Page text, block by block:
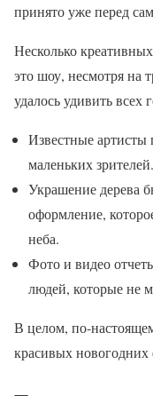
принято уже перед
Несколько
это шоу, несмотря на
удалось удивить всех
Известные артисты
маленьких зрителей.
Украшение дерева
оформление,
неба.
Фото и видео
людей, которые не
В целом, по-
красивых